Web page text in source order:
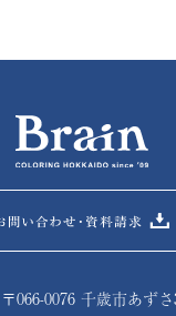
066-0076 千歳市あず